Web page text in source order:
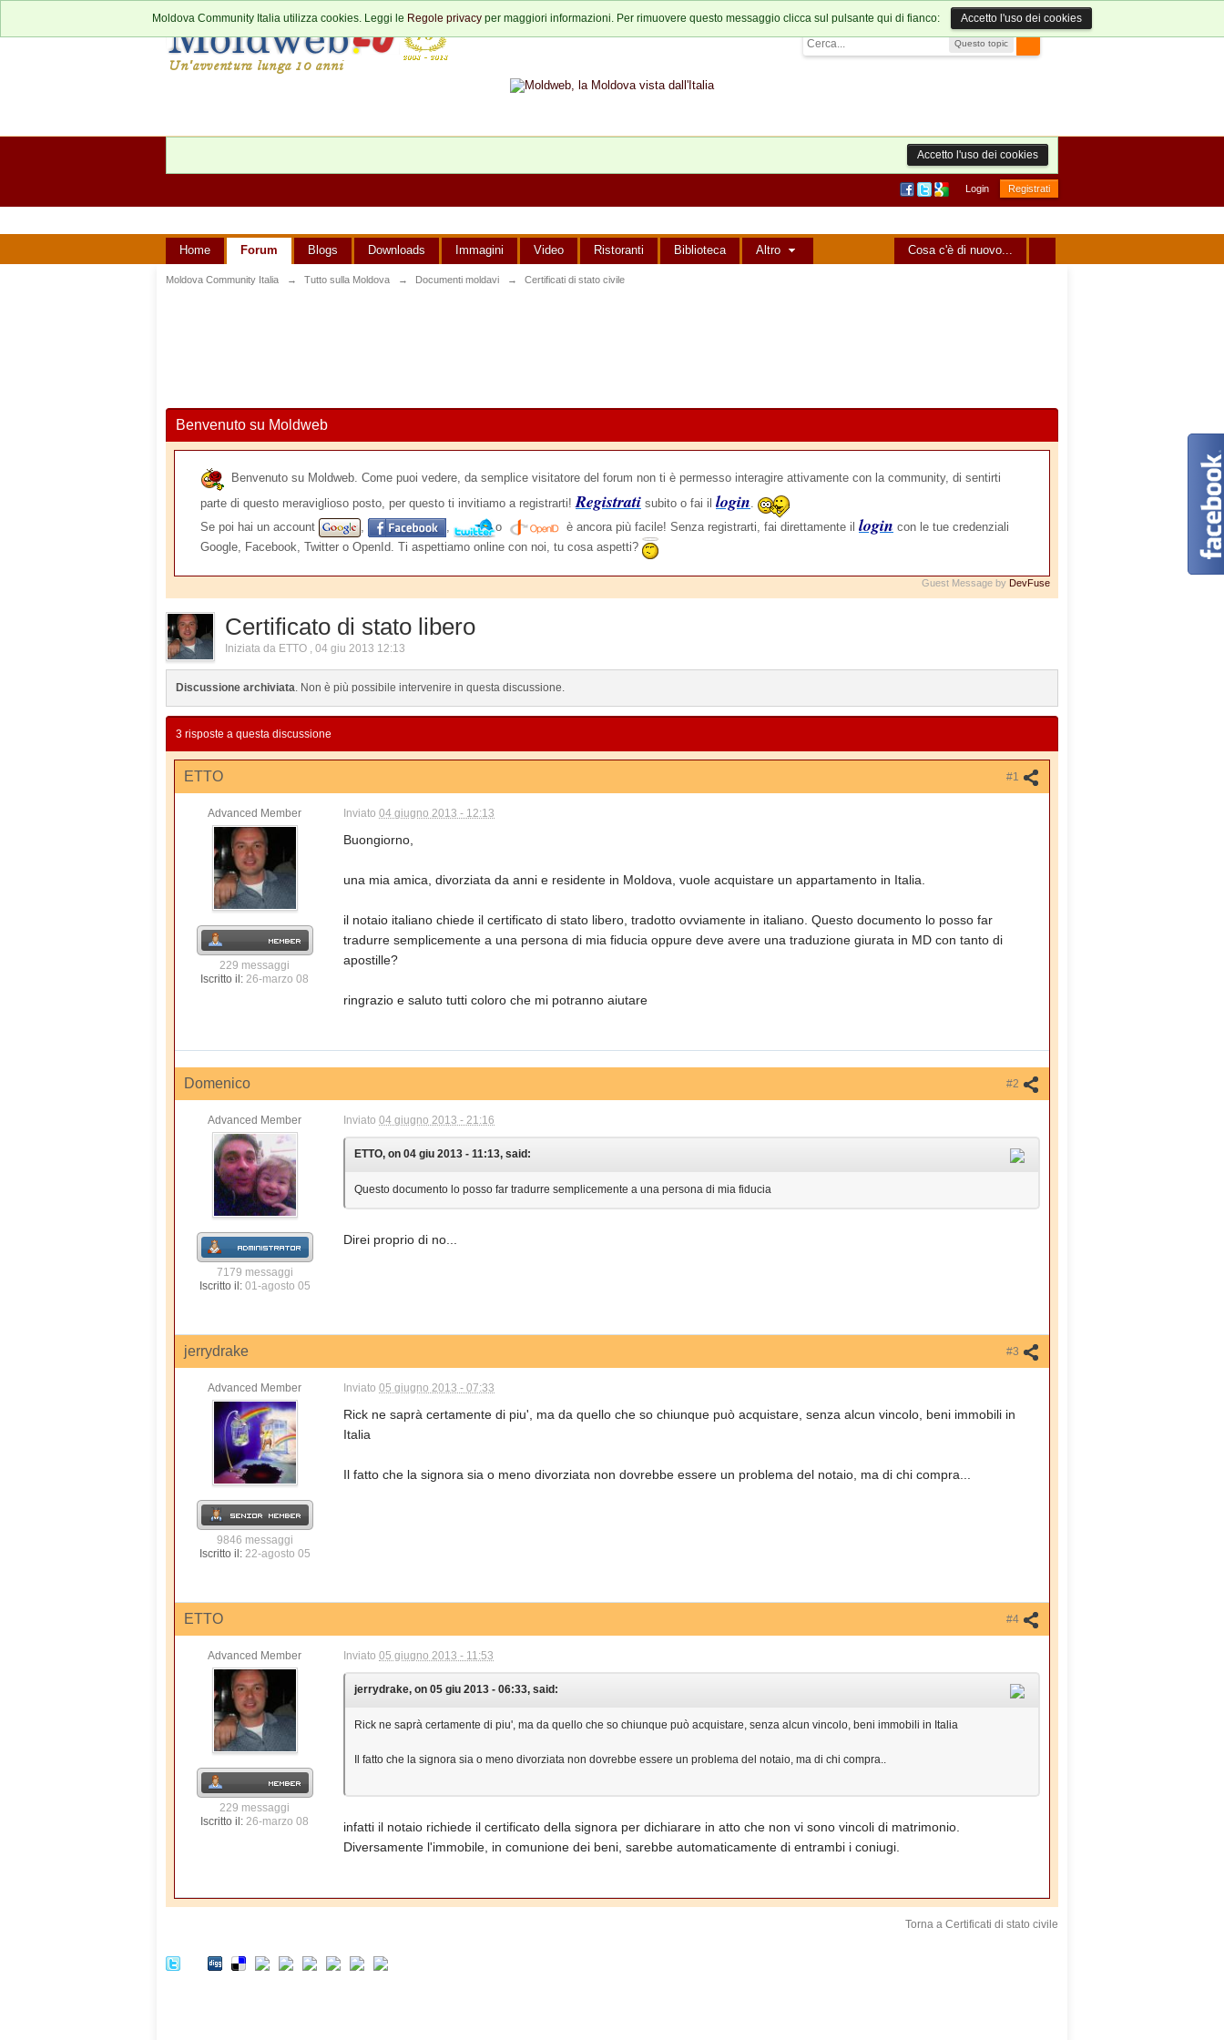
Questo topic
Moldova Community Italia utilizza cookies. Leggi le Regole privacy per maggiori informazioni. Per rimuovere questo messaggio clicca sul pulsante qui di fianco: Accetto l'uso dei cookies
Accetto l'uso dei cookies
Login Registrati
Cosa c'è di nuovo...
Home Forum Blogs Downloads Immagini Video Ristoranti Biblioteca Altro
Moldova Community Italia → Tutto sulla Moldova → Documenti moldavi → Certificati di stato civile
Benvenuto su Moldweb
Benvenuto su Moldweb. Come puoi vedere, da semplice visitatore del forum non ti è permesso interagire attivamente con la community, di sentirti
parte di questo meraviglioso posto, per questo ti invitiamo a registrarti!Registrati subito o fai il login.
Se poi hai un account
, , o è ancora più facile! Senza registrarti, fai direttamente il login con le tue credenziali
Google, Facebook, Twitter o OpenId. Ti aspettiamo online con noi, tu cosa aspetti?
Guest Message by DevFuse
Certificato di stato libero
Iniziata da ETTO , 04 giu 2013 12:13
Discussione archiviata. Non è più possibile intervenire in questa discussione.
3 risposte a questa discussione
#1
ETTO
Advanced Member
229 messaggi
Iscritto il: 26-marzo 08
Inviato 04 giugno 2013 - 12:13
Buongiorno,
una mia amica, divorziata da anni e residente in Moldova, vuole acquistare un appartamento in Italia.
il notaio italiano chiede il certificato di stato libero, tradotto ovviamente in italiano. Questo documento lo posso far
tradurre semplicemente a una persona di mia fiducia oppure deve avere una traduzione giurata in MD con tanto di
apostille?
ringrazio e saluto tutti coloro che mi potranno aiutare
#2
Domenico
Advanced Member
7179 messaggi
Iscritto il: 01-agosto 05
Inviato 04 giugno 2013 - 21:16
ETTO, on 04 giu 2013 - 11:13, said:
Questo documento lo posso far tradurre semplicemente a una persona di mia fiducia
Direi proprio di no...
#3
jerrydrake
Advanced Member
9846 messaggi
Iscritto il: 22-agosto 05
Inviato 05 giugno 2013 - 07:33
Rick ne saprà certamente di piu', ma da quello che so chiunque può acquistare, senza alcun vincolo, beni immobili in
Italia
Il fatto che la signora sia o meno divorziata non dovrebbe essere un problema del notaio, ma di chi compra...
#4
ETTO
Advanced Member
229 messaggi
Iscritto il: 26-marzo 08
Inviato 05 giugno 2013 - 11:53
jerrydrake, on 05 giu 2013 - 06:33, said:
Rick ne saprà certamente di piu', ma da quello che so chiunque può acquistare, senza alcun vincolo, beni immobili in Italia
Il fatto che la signora sia o meno divorziata non dovrebbe essere un problema del notaio, ma di chi compra..
infatti il notaio richiede il certificato della signora per dichiarare in atto che non vi sono vincoli di matrimonio.
Diversamente l'immobile, in comunione dei beni, sarebbe automaticamente di entrambi i coniugi.
Torna a Certificati di stato civile